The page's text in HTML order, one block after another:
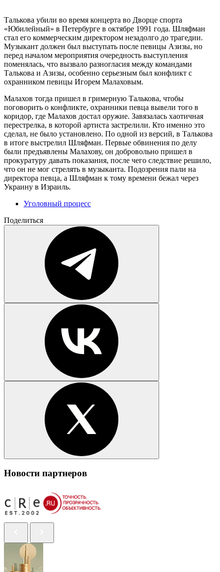
Талькова убили во время концерта во Дворце спорта
«Юбилейный» в Петербурге в октябре 1991 года. Шляфман
стал его коммерческим директором незадолго до трагедии.
Музыкант должен был выступать после певицы Азизы, но
перед началом мероприятия очередность выступления
поменялась, что вызвало разногласия между командами
Талькова и Азизы, особенно серьезным был конфликт с
охранником певицы Игорем Малаховым.
Малахов тогда пришел в гримерную Талькова, чтобы
поговорить о конфликте, охранники певца вывели того в
коридор, где Малахов достал оружие. Завязалась хаотичная
перестрелка, в которой артиста застрелили. Кто именно это
сделал, не было установлено. По одной из версий, в Талькова
в итоге выстрелил Шляфман. Первые обвинения по делу
были предъявлены Малахову, он добровольно пришел в
прокуратуру давать показания, после чего следствие решило,
что он не мог стрелять в музыканта. Подозрения пали на
директора певца, а Шляфман к тому времени бежал через
Украину в Израиль.
Уголовный процесс
Поделиться
Новости партнеров